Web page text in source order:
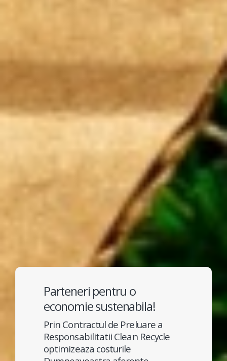
Parteneri pentru o
economie sustenabila!
Prin Contractul de Preluare a
Responsabilitatii Clean Recycle
optimizeaza costurile